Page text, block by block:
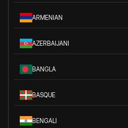
ARMENIAN
AZERBAIJANI
BANGLA
BASQUE
BENGALI